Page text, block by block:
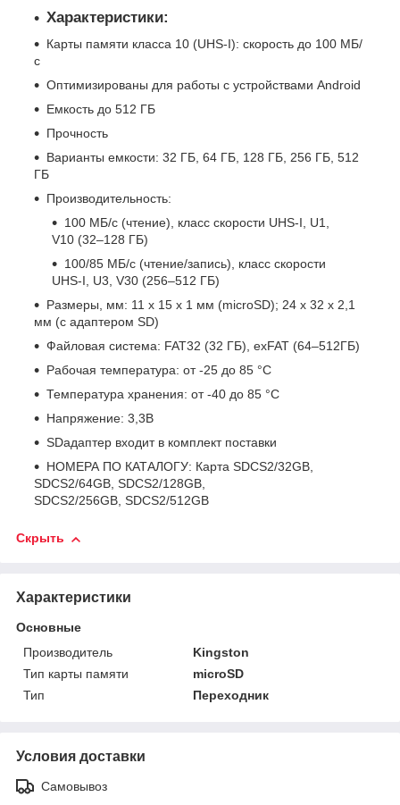
Характеристики:
Карты памяти класса 10 (UHS-I): скорость до 100 МБ/
с
Оптимизированы для работы с устройствами Android
Емкость до 512 ГБ
Прочность
Варианты емкости: 32 ГБ, 64 ГБ, 128 ГБ, 256 ГБ, 512
ГБ
Производительность:
100 МБ/с (чтение), класс скорости UHS-I, U1,
V10 (32–128 ГБ)
100/85 МБ/с (чтение/запись), класс скорости
UHS-I, U3, V30 (256–512 ГБ)
Размеры, мм: 11 x 15 x 1 мм (microSD); 24 x 32 x 2,1
мм (с адаптером SD)
Файловая система: FAT32 (32 ГБ), exFAT (64–512ГБ)
Рабочая температура: от -25 до 85 °C
Температура хранения: от -40 до 85 °C
Напряжение: 3,3В
SDадаптер входит в комплект поставки
НОМЕРА ПО КАТАЛОГУ: Карта SDCS2/32GB,
SDCS2/64GB, SDCS2/128GB,
SDCS2/256GB, SDCS2/512GB
Скрыть
Характеристики
Основные
Производитель
Kingston
Тип карты памяти
microSD
Тип
Переходник
Условия доставки
Самовывоз